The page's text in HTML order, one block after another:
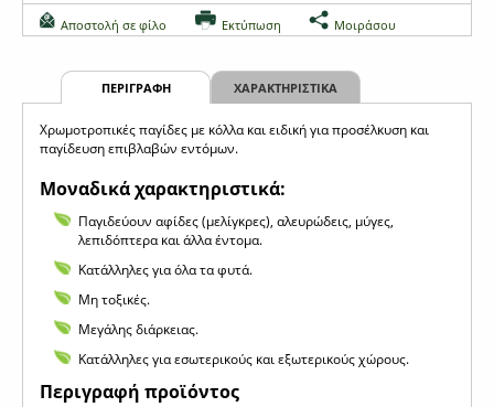
Αποστολή σε φίλο Εκτύπωση Μοιράσου
ΠΕΡΙΓΡΑΦΗ ΧΑΡΑΚΤΗΡΙΣΤΙΚΑ
Χρωμοτροπικές παγίδες με κόλλα και ειδική για προσέλκυση και
παγίδευση επιβλαβών εντόμων.
Μοναδικά χαρακτηριστικά:
Παγιδεύουν αφίδες (μελίγκρες), αλευρώδεις, μύγες,
λεπιδόπτερα και άλλα έντομα.
Κατάλληλες για όλα τα φυτά.
Μη τοξικές.
Μεγάλης διάρκειας.
Κατάλληλες για εσωτερικούς και εξωτερικούς χώρους.
Περιγραφή προϊόντος